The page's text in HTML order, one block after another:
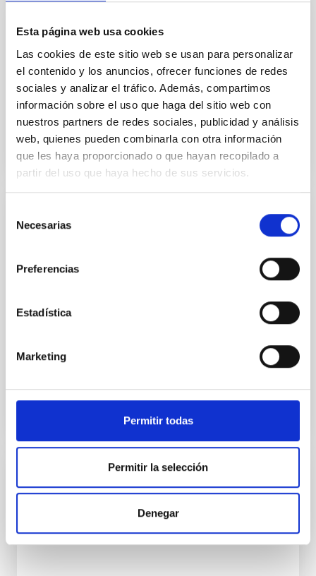
Esta página web usa cookies
Las cookies de este sitio web se usan para personalizar
el contenido y los anuncios, ofrecer funciones de redes
sociales y analizar el tráfico. Además, compartimos
información sobre el uso que haga del sitio web con
nuestros partners de redes sociales, publicidad y análisis
web, quienes pueden combinarla con otra información
que les haya proporcionado o que hayan recopilado a
partir del uso que haya hecho de sus servicios.
Necesarias
Preferencias
Estadística
Marketing
Permitir todas
Permitir la selección
Denegar
Sala de CAD/CAE
La sala de CAD/CAE concentra los medios especiales
para el diseño y cálculo de ingeniería mecánica.
Afrodisio Vega Moreno
Laboratorio de Integración y Verificación
El Laboratorio de Integración y Verificación Mecánica
verificación de los sistemas mecánicos de tamaño
Ana Belén
Taller de Mecánica
El Taller de Mecánica tiene como objetivo la
fabricación, medición y montaje de piezas
mecánicas.